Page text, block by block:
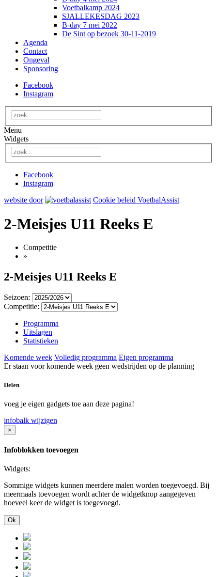
Voetbalkamp 2024
SJALLEKESDAG 2023
B-day 7 mei 2022
De Sint op bezoek 30-11-2019
Agenda
Contact
Ongeval
Sponsoring
Facebook
Instagram
Menu
Widgets
Facebook
Instagram
website door
Cookie beleid VoetbalAssist
2-Meisjes U11 Reeks E
Competitie
»
2-Meisjes U11 Reeks E
Seizoen:
Competitie:
Programma
Uitslagen
Statistieken
Komende week Volledig programma Eigen programma
Er staan voor komende week geen wedstrijden op de planning
Delen
voeg je eigen gadgets toe aan deze pagina!
infobalk wijzigen
×
Infoblokken toevoegen
Widgets:
Sommige widgets kunnen meerdere malen worden toegevoegd. Bij
meermaals toevoegen wordt achter de widgetknop aangegeven
hoeveel keer de widget is toegevoegd.
Ok